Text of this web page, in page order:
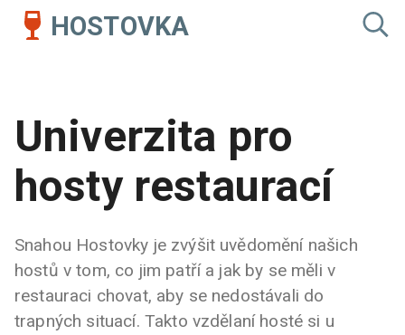
HOSTOVKA
Univerzita pro
hosty restaurací
Snahou Hostovky je zvýšit uvědomění našich
hostů v tom, co jim patří a jak by se měli v
restauraci chovat, aby se nedostávali do
trapných situací. Takto vzdělaní hosté si u